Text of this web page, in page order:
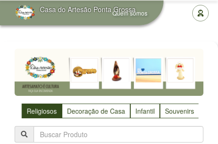
Casa do Artesão Ponta Grossa
Quem somos
Religiosos Decoração de Casa Infantil Souvenirs